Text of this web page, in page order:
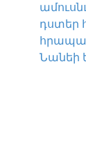
դստեր
Նանեի